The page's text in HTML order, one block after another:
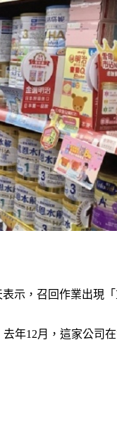
示，召回作業出現
年12月，這家公司